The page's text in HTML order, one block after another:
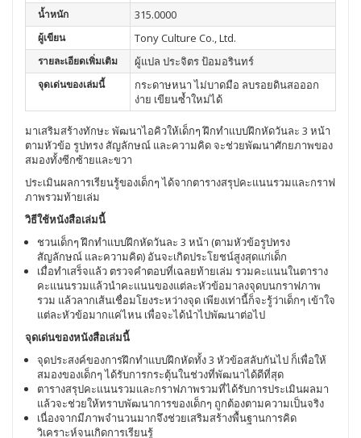
น้ำหนัก 315.0000
ผู้เขียน Tony Culture Co., Ltd.
รายละเอียดเพิ่มเติม ผู้แปล ประจิตร ป้อมอรินทร์
จุดเด่นของเล่มนี้
กระดาษหนา ไม่บาดมือ ลบรอยดินสอออก
ง่าย เขียนซ้ำใหม่ได้
มาเสริมสร้างทักษะ พัฒนาไอคิวให้เด็กๆ ฝึกทำแบบฝึกหัดวันละ 3 หน้า
ตามหัวข้อ รูปทรง สัญลักษณ์ และความคิด จะช่วยพัฒนาศักยภาพของ
สมองทั้งซีกซ้ายและขวา
ประเมินผลการเรียนรู้ของเด็กๆ ได้จากตารางสรุปคะแนนรวมและกราฟ
ภาพรวมท้ายเล่ม
วิธีใช้หนังสือเล่มนี้
ชวนเด็กๆ ฝึกทำแบบฝึกหัดวันละ 3 หน้า (ตามหัวข้อรูปทรง
สัญลักษณ์ และความคิด) อันจะเกิดประโยชน์สูงสุดแก่เด็ก
เมื่อทำเสร็จแล้ว ตรวจคำตอบที่เฉลยท้ายเล่ม รวมคะแนนในตาราง
คะแนนรวมแล้วนำคะแนนของแต่ละหัวข้อมาลงจุดบนกราฟภาพ
รวม แล้วลากเส้นเชื่อมโยงระหว่างจุด เพียงเท่านี้ก็จะรู้ว่าเด็กๆ เข้าใจ
แต่ละหัวข้อมากแค่ไหน เพื่อจะได้นำไปพัฒนาต่อไป
จุดเด่นของหนังสือเล่มนี้
จุดประสงค์ของการฝึกทำแบบฝึกหัดทั้ง 3 หัวข้อสลับกันไป ก็เพื่อให้
สมองของเด็กๆ ได้รับการกระตุ้นในช่วงที่พัฒนาได้ดีที่สุด
ตารางสรุปคะแนนรวมและกราฟภาพรวมที่ได้รับการประเมินผลมา
แล้วจะช่วยให้ทราบพัฒนาการของเด็กๆ ถูกต้องตามความเป็นจริง
เนื่องจากมีภาพจำนวนมากจึงช่วยเสริมสร้างพื้นฐานการคิด
วิเคราะห์จนเกิดการเรียนรู้